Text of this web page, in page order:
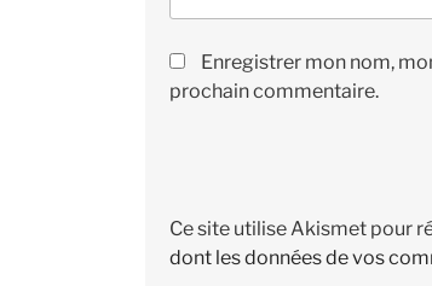
Enregistrer mon nom,
prochain commentaire.
Ce site utilise Akismet pour
dont les données de vos